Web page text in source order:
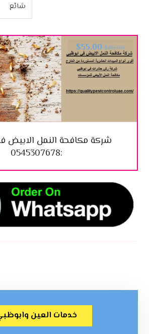
شركة مكافحة النمل الابيض
:0545307678
$80.00
$55.00
خدمات العين